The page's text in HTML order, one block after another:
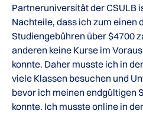
Partneruniversität der CSULB
Nachteile, dass ich zum einen
Studiengebühren über $4700
anderen keine Kurse im
konnte. Daher musste ich in
viele Klassen besuchen und
bevor ich meinen endgültigen
konnte. Ich musste online in